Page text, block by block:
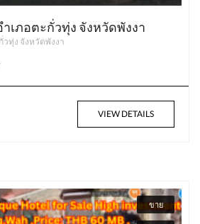
เภอตะกั่วทุ่ง จังหวัดพังงา
วทุ่ง จังหวัดพังงา
VIEW DETAILS
ขาย